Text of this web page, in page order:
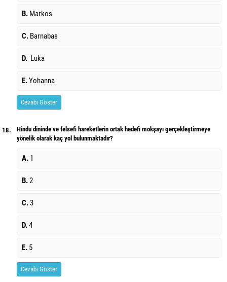
B. Markos
C. Barnabas
D. Luka
E.Yohanna
Cevabı Göster
18.
Hindu dininde ve felsefi hareketlerin ortak hedefi mokşayı gerçekleştirmeye
yönelik olarak kaç yol bulunmaktadır?
A. 1
B.2
C.3
D.4
E. 5
Cevabı Göster